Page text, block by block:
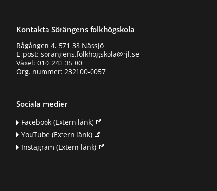
Kontakta Sörängens folkhögskola
Rågången 4, 571 38 Nässjö
E-post: sorangens.folkhogskola@rjl.se
Växel: 010-243 35 00
Org. nummer: 232100-0057
Sociala medier
Facebook(Extern länk)
YouTube(Extern länk)
Instagram (Extern länk)